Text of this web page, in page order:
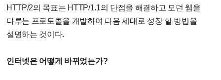
HTTP/2의 목표는 HTTP/1.1의 단점을 해결하고 모던 웹을
다루는 프로토콜을 개발하여 다음 세대로 성장 할 방법을
설명하는 것이다.
인터넷은 어떻게 바뀌었는가?